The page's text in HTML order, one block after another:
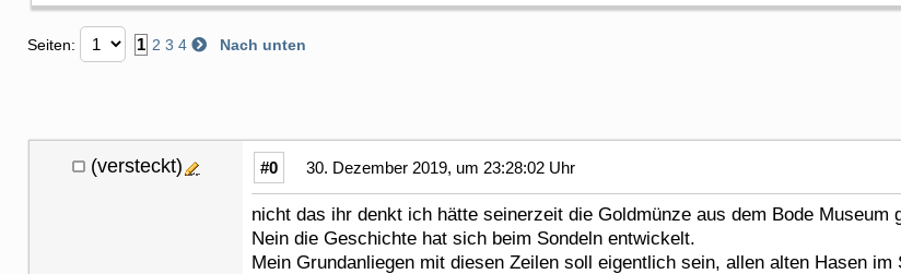
Seiten: 1 2 3 4 Nach unten
(versteckt) #0 30. Dezember 2019, um 23:28:02 Uhr
nicht das ihr denkt ich hätte seinerzeit die Goldmünze aus dem Bode Museum
Nein die Geschichte hat sich beim Sondeln entwickelt.
Mein Grundanliegen mit diesen Zeilen soll eigentlich sein, allen alten Hasen